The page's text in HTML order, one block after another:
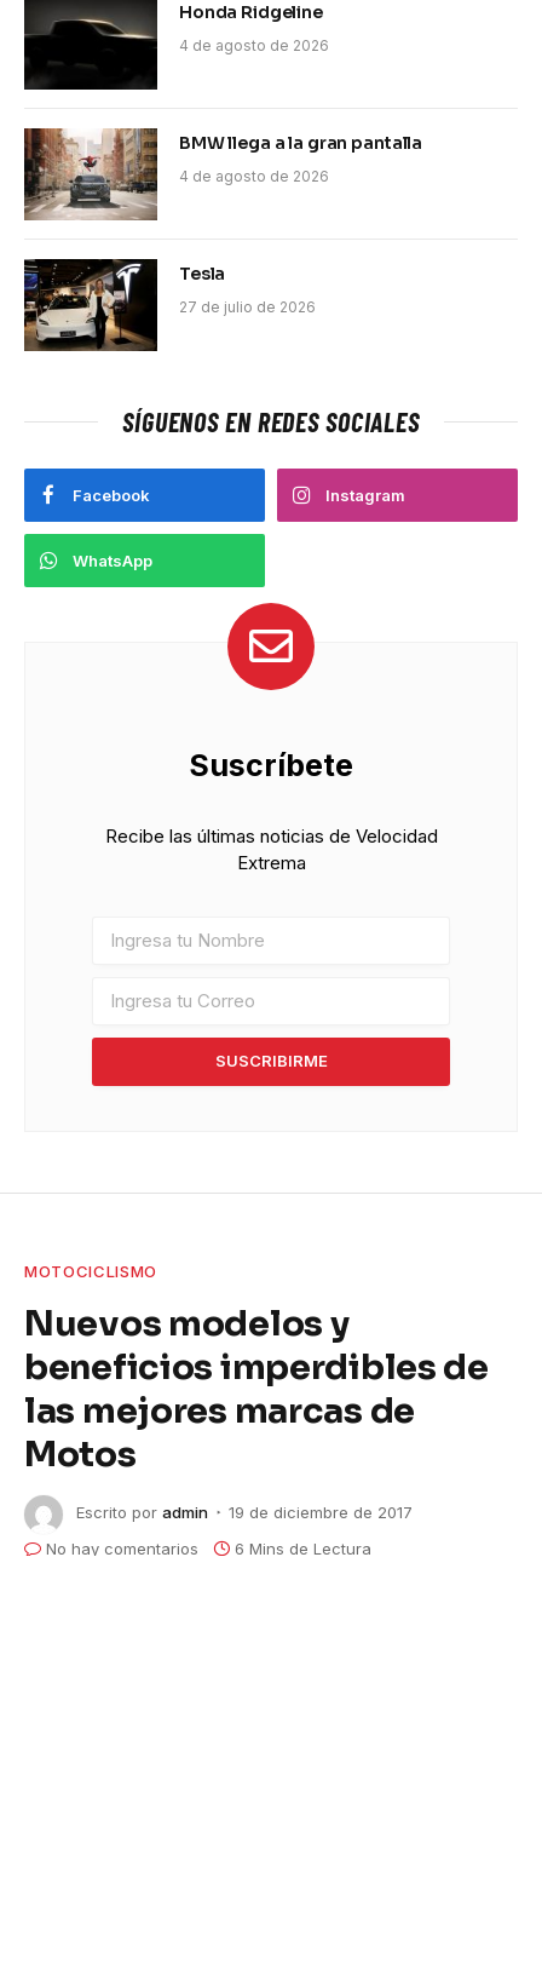
Honda Ridgeline
4 de agosto de 2026
BMW llega a la gran pantalla
4 de agosto de 2026
Tesla
27 de julio de 2026
SÍGUENOS EN REDES SOCIALES
Facebook Instagram
WhatsApp
Suscríbete
Recibe las últimas noticias de Velocidad
Extrema
SUSCRIBIRME
MOTOCICLISMO
Nuevos modelos y
beneficios imperdibles de
las mejores marcas de
Motos
Escrito por admin
19 de diciembre de 2017
No hay comentarios
6 Mins de Lectura